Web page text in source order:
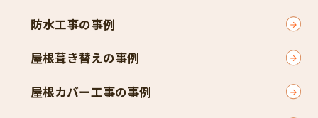
防水工事の事例
屋根葺き替えの事例
屋根カバー工事の事例